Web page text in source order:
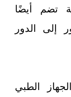
تضم أيضًا
إلى الدور
الطبي